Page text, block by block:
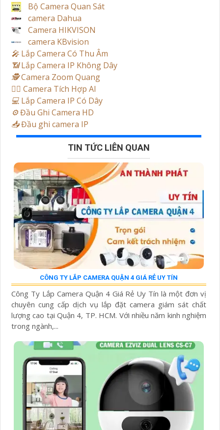
Bộ Camera Quan Sát
camera Dahua
Camera HIKVISON
camera KBvision
️🎤️ Lắp Camera Có Thu Âm
📶Lắp Camera IP Không Dây
🕵️Camera Zoom Quang
🧛‍♀️ Camera Tích Hợp AI
💻 Lắp Camera IP Có Dây
⚙️Đầu Ghi Camera HD
📥Đầu ghi camera IP
TIN TỨC LIÊN QUAN
CÔNG TY LẮP CAMERA QUẬN 4 GIÁ RẺ UY TÍN
Công Ty Lắp Camera Quận 4 Giá Rẻ Uy Tín là một đơn vị
chuyên cung cấp dịch vụ lắp đặt camera giám sát chất
lượng cao tại Quận 4, TP. HCM. Với nhiều năm kinh nghiệm
trong ngành,...